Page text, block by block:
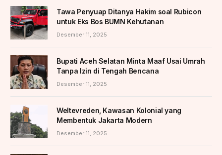
Tawa Penyuap Ditanya Hakim soal Rubicon
untuk Eks Bos BUMN Kehutanan
Desember 11, 2025
Bupati Aceh Selatan Minta Maaf Usai Umrah
Tanpa Izin di Tengah Bencana
Desember 11, 2025
Weltevreden, Kawasan Kolonial yang
Membentuk Jakarta Modern
Desember 11, 2025